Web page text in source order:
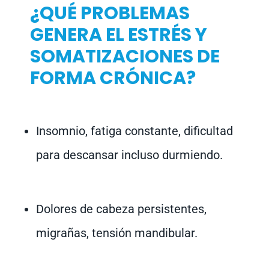
¿QUÉ PROBLEMAS
GENERA EL ESTRÉS Y
SOMATIZACIONES DE
FORMA CRÓNICA?
Insomnio, fatiga constante, dificultad
para descansar incluso durmiendo.
Dolores de cabeza persistentes,
migrañas, tensión mandibular.